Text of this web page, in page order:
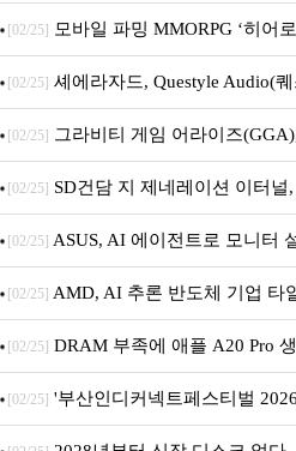
M.2 NVMe 디앤디컴 1TB
[02/25] 모바일 파밍 MMORPG ‘히어
[02/25] 셰에라자드, Questyle Audio(
내 정식 출시
[02/25] 그라비티 게임 어라이즈
던전 13’ 참가!
[02/25] SD건담 지 제네레이션 이터널
아의 용사’ 재개최 및 풍성한 기념
[02/25] ASUS, AI 에이전트로 모니터
[02/25] AMD, AI 추론 반도체 기업 타
[02/25] DRAM 부족에 애플 A20 Pro
퍼 대기
[02/25] '부산인디커넥트페스티벌